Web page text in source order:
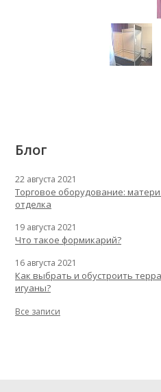
Блог
22 августа 2021
Торговое оборудование:
отделка
19 августа 2021
Что такое формикарий?
16 августа 2021
Как выбрать и обустроить
игуаны?
Все записи